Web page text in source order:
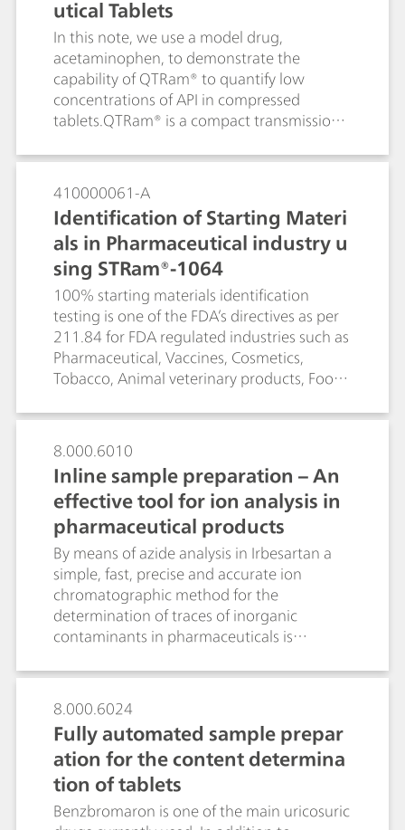
utical Tablets
In this note, we use a model drug,
acetaminophen, to demonstrate the
capability of QTRam® to quantify low
concentrations of API in compressed
tablets.QTRam® is a compact transmission
content uniformity analysis of
410000061-A
Identification of Starting Materi
als in Pharmaceutical industry u
sing STRam®-1064
100% starting materials identification
testing is one of the FDA’s directives as per
211.84 for FDA regulated industries such as
Pharmaceutical, Vaccines, Cosmetics,
Tobacco, Animal veterinary products, Food,
uniquely suited for this purpose. It
materials such as plastics, multilayer kraft
paper sacks, and HDPE containers. A long
wavelength laser is used to suppress
fluorescence. The ID algorithm isolates the
sample signature by subtracting that of the
packaging material and compares that with
library spectra to achieve identification.
8.000.6010
Inline sample preparation – An
effective tool for ion analysis in
pharmaceutical products
By means of azide analysis in Irbesartan a
simple, fast, precise and accurate ion
chromatographic method for the
determination of traces of inorganic
contaminants in pharmaceuticals is
pharmaceutical products can accurately be
Metrohm Inline Matrix Elimination using
isocratic ion chromatography (IC) with
suppressed conductivity detection. While
the azide anions are retained on the
preconcentration column, the interfering
pharmaceutical matrix is washed away by a
8.000.6024
Fully automated sample prepar
ation for the content determina
tion of tablets
Benzbromaron is one of the main uricosuric